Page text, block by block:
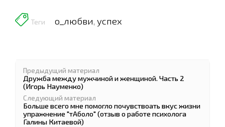
Теги о_любви, успех
Предыдущий материал
Дружба между мужчиной и женщиной. Часть 2
(Игорь Науменко)
Следующий материал
Больше всего мне помогло почувствоать вкус жизни
упражнение "тАболо" (отзыв о работе психолога
Галины Китаевой)